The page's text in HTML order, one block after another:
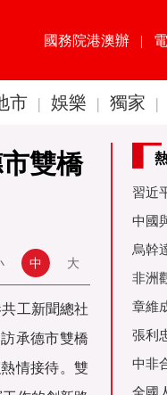
國務院港澳辦 |
市 | 娛樂 | 獨家 |
雙橋
中 大
工新聞總社
承德市雙橋
情接待。雙
習近
60周
中國
金達
烏幹
事務
非洲
是棋
章維
張利
烏友
中非
全國